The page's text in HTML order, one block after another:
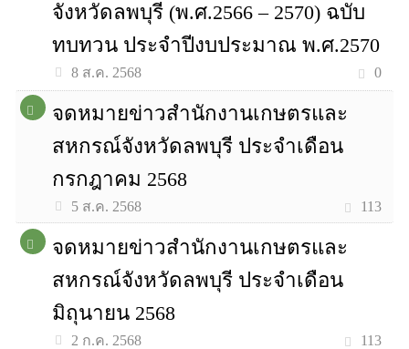
จังหวัดลพบุรี (พ.ศ.2566 – 2570) ฉบับ
ทบทวน ประจำปีงบประมาณ พ.ศ.2570
8 ส.ค. 2568 0
จดหมายข่าวสำนักงานเกษตรและ
สหกรณ์จังหวัดลพบุรี ประจำเดือน
กรกฎาคม 2568
5 ส.ค. 2568 113
จดหมายข่าวสำนักงานเกษตรและ
สหกรณ์จังหวัดลพบุรี ประจำเดือน
มิถุนายน 2568
2 ก.ค. 2568 113